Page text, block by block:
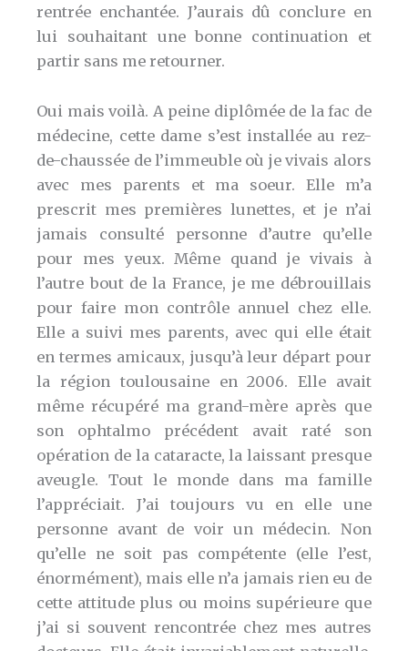
rentrée enchantée. J’aurais dû conclure en
lui souhaitant une bonne continuation et
partir sans me retourner.
Oui mais voilà. A peine diplômée de la fac de
médecine, cette dame s’est installée au rez-
de-chaussée de l’immeuble où je vivais alors
avec mes parents et ma soeur. Elle m’a
prescrit mes premières lunettes, et je n’ai
jamais consulté personne d’autre qu’elle
pour mes yeux. Même quand je vivais à
l’autre bout de la France, je me débrouillais
pour faire mon contrôle annuel chez elle.
Elle a suivi mes parents, avec qui elle était
en termes amicaux, jusqu’à leur départ pour
la région toulousaine en 2006. Elle avait
même récupéré ma grand-mère après que
son ophtalmo précédent avait raté son
opération de la cataracte, la laissant presque
aveugle. Tout le monde dans ma famille
l’appréciait. J’ai toujours vu en elle une
personne avant de voir un médecin. Non
qu’elle ne soit pas compétente (elle l’est,
énormément), mais elle n’a jamais rien eu de
cette attitude plus ou moins supérieure que
j’ai si souvent rencontrée chez mes autres